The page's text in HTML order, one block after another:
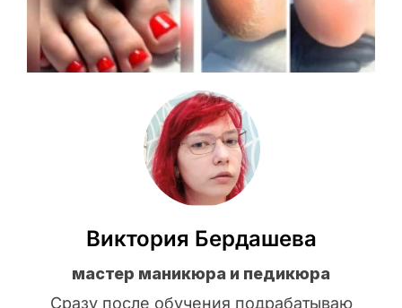
Виктория Бердашева
мастер маникюра и педикюра
Сразу после обучения подрабатываю